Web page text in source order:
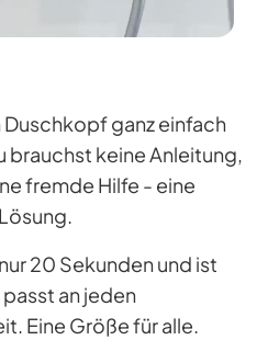
Duschkopf ganz einfach
brauchst keine Anleitung,
fremde Hilfe - eine
20 Sekunden und ist
an jeden
Eine Größe für alle.